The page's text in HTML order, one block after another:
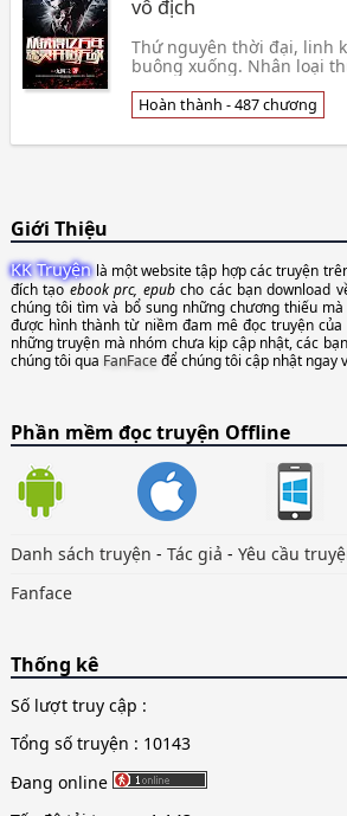
vô địch
Thứ nguyên thời đại, linh
buông xuống. Nhân loại
lin👦 Nhất Cửu Tứ Tam
Hoàn thành - 487 chương
Giới Thiệu
KK Truyệnlà một website tập hợp các truyện
đích tạoebook prc, epubcho các bạn download
chúng tôi tìm và bổ sung những chương thiếu
được hình thành từ niềm đam mê đọc truyện của
những truyện mà nhóm chưa kịp cập nhật, các
chúng tôi qua FanFaceđể chúng tôi cập nhật ngay
Phần mềm đọc truyện Offline
Danh sách truyện - Tác giả - Yêu cầu
Fanface
Thống kê
Số lượt truy cập :
Tổng số truyện : 10143
Đang online